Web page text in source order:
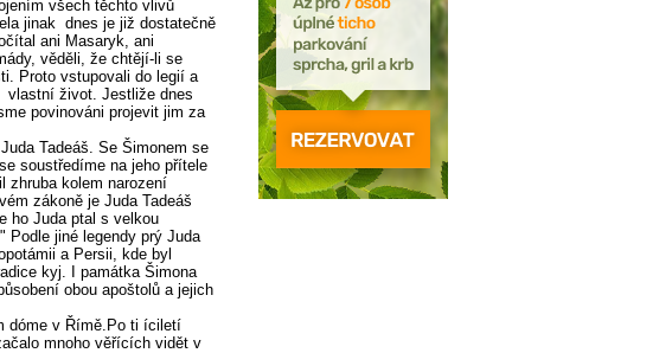
všech těchto vlivů
jinak dnes je již dostatečně
ani Masaryk, ani
věděli, že chtějí-li se
Proto vstupovali do legií a
vlastní život. Jestliže dnes
povinováni projevit jim za
Tadeáš. Se Šimonem se
soustředíme na jeho přítele
zhruba kolem narození
zákoně je Juda Tadeáš
ho Juda ptal s velkou
Podle jiné legendy prý Juda
a Persii, kde byl
kyj. I památka Šimona
obou apoštolů a jejich
dóme v Římě.Po ti íciletí
mnoho věřících vidět v